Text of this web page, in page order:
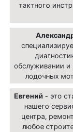
тактного
обслуживании и
лодочных
Евгений - это
нашего
центра,
любое